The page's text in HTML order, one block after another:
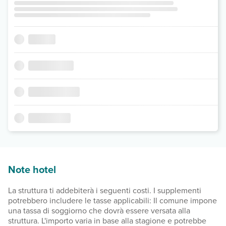
Note hotel
La struttura ti addebiterà i seguenti costi. I supplementi
potrebbero includere le tasse applicabili: Il comune impone
una tassa di soggiorno che dovrà essere versata alla
struttura. L'importo varia in base alla stagione e potrebbe